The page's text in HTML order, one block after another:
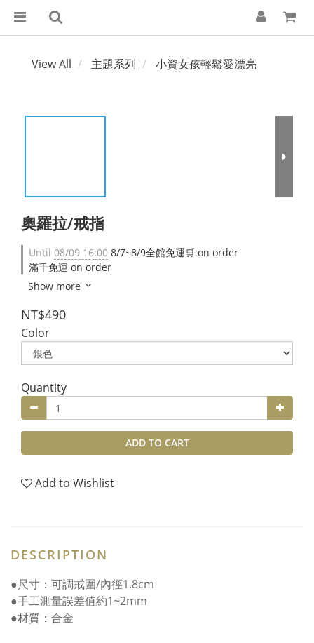
View All 主題系列 小資女孩輕鬆愛漂亮
奧羅拉/戒指
Until 08/09 16:00 8/7~8/9全館免運🛒 on order
滿千免運 on order
Show more
NT$490
Color
Quantity
ADD TO CART
Add to Wishlist
DESCRIPTION
●尺寸：可調戒圍/內徑1.8cm
●手工測量誤差值約1~2mm
●材質：合金